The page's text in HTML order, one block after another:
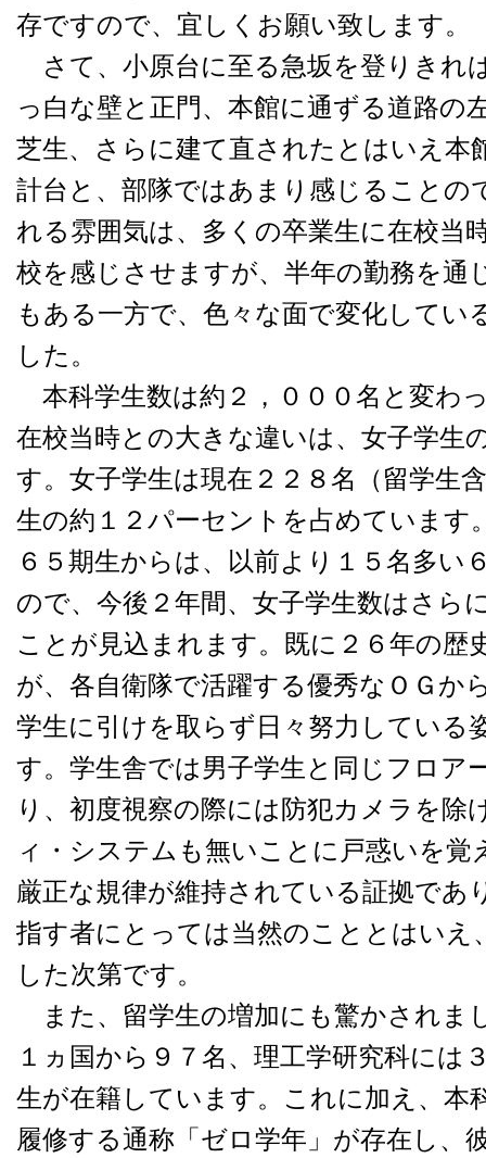
存ですので、宜しくお願い致します。
さて、小原台に至る急坂を登りきれ
っ白な壁と正門、本館に通ずる道路の
芝生、さらに建て直されたとはいえ本
計台と、部隊ではあまり感じることの
れる雰囲気は、多くの卒業生に在校当
校を感じさせますが、半年の勤務を通
もある一方で、色々な面で変化してい
した。
本科学生数は約２，０００名と変わ
在校当時との大きな違いは、女子学生
す。女子学生は現在２２８名（留学生
生の約１２パーセントを占めています
６５期生からは、以前より１５名多い
ので、今後２年間、女子学生数はさら
ことが見込まれます。既に２６年の歴
が、各自衛隊で活躍する優秀なＯＧか
学生に引けを取らず日々努力している
す。学生舎では男子学生と同じフロア
り、初度視察の際には防犯カメラを除
ィ・システムも無いことに戸惑いを覚
厳正な規律が維持されている証拠であ
指す者にとっては当然のこととはいえ
した次第です。
また、留学生の増加にも驚かされま
１ヵ国から９７名、理工学研究科には
生が在籍しています。これに加え、本
履修する通称「ゼロ学年」が存在し、